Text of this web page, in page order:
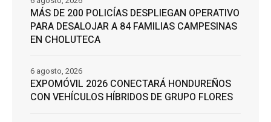
MÁS DE 200 POLICÍAS DESPLIEGAN OPERATIVO
PARA DESALOJAR A 84 FAMILIAS CAMPESINAS
EN CHOLUTECA
EXPOMÓVIL 2026 CONECTARÁ HONDUREÑOS
CON VEHÍCULOS HÍBRIDOS DE GRUPO FLORES
6 agosto, 2026